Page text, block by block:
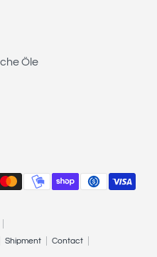
einen 15% Rabatt ab
Öle
Shipment
Contact